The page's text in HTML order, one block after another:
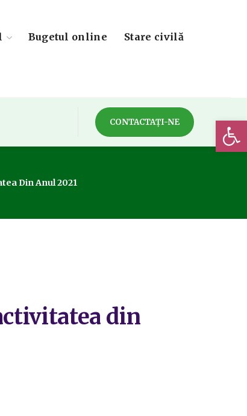
Bugetul online Stare civilă
CONTACTAȚI-NE
Din Anul 2021
din